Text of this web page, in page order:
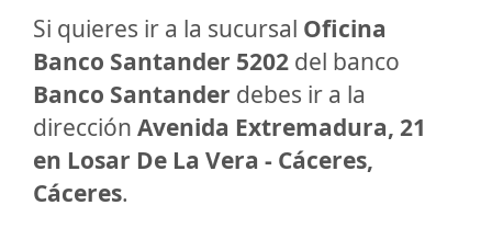
Si quieres ir a la sucursal Oficina
Banco Santander 5202 del banco
Banco Santander debes ir a la
dirección Avenida Extremadura, 21
en Losar De La Vera - Cáceres,
Cáceres.